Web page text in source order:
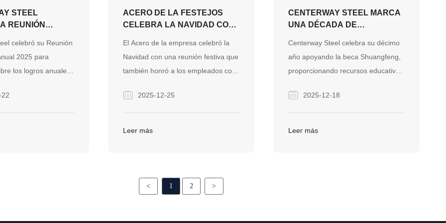
STEEL
REUNIÓN
EL
EQUIPO E
EL CRECIMIENTO
DE ACERO
celebró su Reunión
2025 para
los logros anuales,
futuras para el
el mercado mundial
de acero.
ACERO DE LA FESTEJOS
CELEBRA LA NAVIDAD CON
EQUIPO Y Q4 FIESTA DE
CUMPLEAÑOS
El Acero de la empresa celebró la
Navidad con una reunión festiva que
también honró a los empleados con
El evento contó con bolas de cristal
navideñas de bricolaje, deliciosa
comida y una tradición significativa
2025-12-25
Leer más
CENTERWAY STEEL MARCA
UNA DÉCADA DE
EDUCACIÓN CON LA
INICIATIVA "BECAS
SHUANGFENG"
Centerway Steel celebra su décimo
año apoyando la beca Shuangfeng,
proporcionando recursos educativos
necesitados, lo que refleja su
compromiso con la responsabilidad
social corporativa y el desarrollo
2025-12-18
Leer más
< 1 2 >